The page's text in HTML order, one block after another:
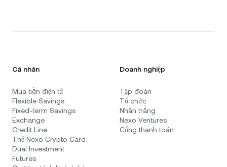
Cá nhân
Mua tiền điện tử
Flexible Savings
Fixed-term Savings
Exchange
Credit Line
Thẻ Nexo Crypto Card
Dual Investment
Futures
Doanh nghiệp
Tập đoàn
Tổ chức
Nhãn trắng
Nexo Ventures
Cổng thanh toán